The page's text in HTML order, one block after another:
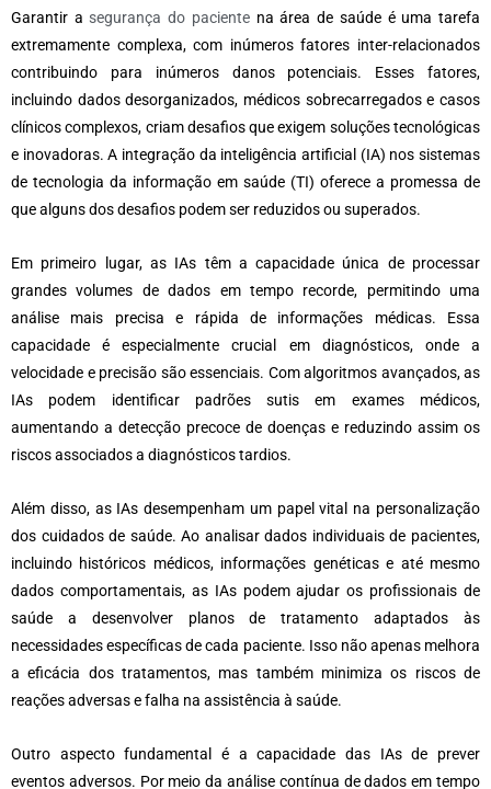
Garantir a segurança do pacientena área de saúde é uma tarefa
extremamente complexa, com inúmeros fatores inter-relacionados
contribuindo para inúmeros danos potenciais. Esses fatores,
incluindo dados desorganizados, médicos sobrecarregados e casos
clínicos complexos, criam desafios que exigem soluções tecnológicas
e inovadoras. A integração da inteligência artificial (IA) nos sistemas
de tecnologia da informação em saúde (TI) oferece a promessa de
que alguns dos desafios podem ser reduzidos ou superados.
Em primeiro lugar, as IAs têm a capacidade única de processar
grandes volumes de dados em tempo recorde, permitindo uma
análise mais precisa e rápida de informações médicas. Essa
capacidade é especialmente crucial em diagnósticos, onde a
velocidade e precisão são essenciais. Com algoritmos avançados, as
IAs podem identificar padrões sutis em exames médicos,
aumentando a detecção precoce de doenças e reduzindo assim os
riscos associados a diagnósticos tardios.
Além disso, as IAs desempenham um papel vital na personalização
dos cuidados de saúde. Ao analisar dados individuais de pacientes,
incluindo históricos médicos, informações genéticas e até mesmo
dados comportamentais, as IAs podem ajudar os profissionais de
saúde a desenvolver planos de tratamento adaptados às
necessidades específicas de cada paciente. Isso não apenas melhora
a eficácia dos tratamentos, mas também minimiza os riscos de
reações adversas e falha na assistência à saúde.
Outro aspecto fundamental é a capacidade das IAs de prever
eventos adversos. Por meio da análise contínua de dados em tempo